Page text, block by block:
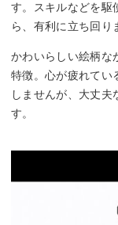
す。スキルなどを駆
ら、有利に立ち回り
かわいらしい絵柄な
特徴。心が疲れてい
しませんが、大丈
す。